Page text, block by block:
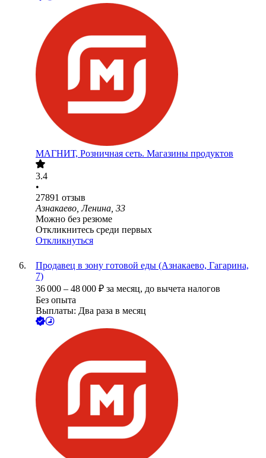
МАГНИТ, Розничная сеть. Магазины продуктов
3.4
•
27891 отзыв
Азнакаево, Ленина, 33
Можно без резюме
Откликнитесь среди первых
Откликнуться
Продавец в зону готовой еды (Азнакаево, Гагарина,
7)
36 000 – 48 000 ₽ за месяц, до вычета налогов
Без опыта
Выплаты: Два раза в месяц